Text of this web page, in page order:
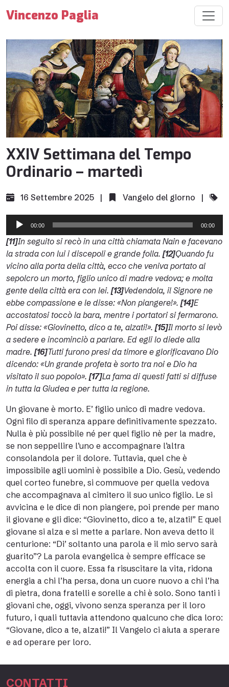
Vincenzo Paglia
XXIV Settimana del Tempo
Ordinario – martedì
16 Settembre 2025 | Vangelo del giorno |
Audio
Player
00:00 00:00
[11]In seguito si recò in una città chiamata Nain e facevano
la strada con lui i discepoli e grande folla. [12]Quando fu
vicino alla porta della città, ecco che veniva portato al
sepolcro un morto, figlio unico di madre vedova; e molta
gente della città era con lei. [13]Vedendola, il Signore ne
ebbe compassione e le disse: «Non piangere!». [14]E
accostatosi toccò la bara, mentre i portatori si fermarono.
Poi disse: «Giovinetto, dico a te, alzati!». [15]Il morto si levò
a sedere e incominciò a parlare. Ed egli lo diede alla
madre. [16]Tutti furono presi da timore e glorificavano Dio
dicendo: «Un grande profeta è sorto tra noi e Dio ha
visitato il suo popolo». [17]La fama di questi fatti si diffuse
in tutta la Giudea e per tutta la regione.
Un giovane è morto. E’ figlio unico di madre vedova.
Ogni filo di speranza appare definitivamente spezzato.
Nulla è più possibile né per quel figlio nè per la madre,
se non seppellire l’uno e accompagnare l’altra
consolandola per il dolore. Tuttavia, quel che è
impossibile agli uomini è possibile a Dio. Gesù, vedendo
quel corteo funebre, si commuove per quella vedova
che accompagnava al cimitero il suo unico figlio. Le si
avvicina e le dice di non piangere, poi prende per mano
il giovane e gli dice: “Giovinetto, dico a te, alzati!” E quel
giovane si alza e si mette a parlare. Non aveva detto il
centurione: “Di’ soltanto una parola e il mio servo sarà
guarito”? La parola evangelica è sempre efficace se
accolta con il cuore. Essa fa risuscitare la vita, ridona
energia a chi l’ha persa, dona un cuore nuovo a chi l’ha
di pietra, dona fratelli e sorelle a chi è solo. Sono tanti i
giovani che, oggi, vivono senza speranza per il loro
futuro, i quali tuttavia attendono qualcuno che dica loro:
“Giovane, dico a te, alzati!” Il Vangelo ci aiuta a sperare
e ad operare per loro.
CONTATTI